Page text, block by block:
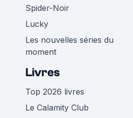
Spider-Noir
Lucky
Les nouvelles séries du
moment
Livres
Top 2026 livres
Le Calamity Club